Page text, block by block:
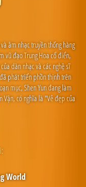
âm nhạc truyền thống hàng
vũ đạo Trung Hoa cổ điển,
dàn nhạc và các nghệ sĩ
phát triển phồn thịnh trên
mục, Shen Yun đang làm
Vận, có nghĩa là "Vẻ đẹp của
World